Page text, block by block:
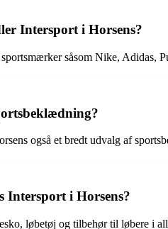
Intersport i Horsens?
såsom Nike, Adidas,
også et bredt udvalg af
Intersport i Horsens?
løbetøj og tilbehør til løbere i